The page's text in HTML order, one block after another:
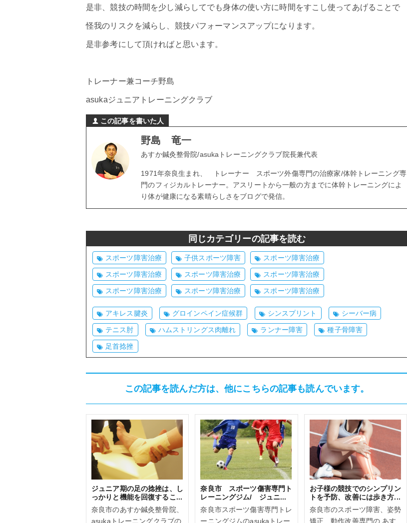
是非、競技の時間を少し減らしてでも身体の使い方に時間をすこし使ってあげることで
怪我のリスクを減らし、競技パフォーマンスアップになります。
是非参考にして頂ければと思います。
トレーナー兼コーチ野島
asukaジュニアトレーニングクラブ
この記事を書いた人
野島 竜一
あすか鍼灸整骨院/asukaトレーニングクラブ院長兼代表
1971年奈良生まれ、 トレーナー スポーツ外傷専門の治療家/体幹トレーニング専
門のフィジカルトレーナー。アスリートから一般の方までに体幹トレーニングによ
り体が健康になる素晴らしさをブログで発信。
同じカテゴリーの記事を読む
スポーツ障害治療 子供スポーツ障害 スポーツ障害治療
スポーツ障害治療 スポーツ障害治療 スポーツ障害治療
スポーツ障害治療 スポーツ障害治療 スポーツ障害治療
アキレス腱炎 グロインペイン症候群 シンスプリント シーバー病
テニス肘 ハムストリングス肉離れ ランナー障害 種子骨障害
足首捻挫
この記事を読んだ方は、他にこちらの記事も読んでいます。
ジュニア期の足の捻挫は、し
っかりと機能を回復するこ...
奈良市のあすか鍼灸整骨院、
asukaトレーニングクラブの
奈良市 スポーツ傷害専門ト
レーニングジム/ ジュニ...
奈良市スポーツ傷害専門トレ
ーニングジムのasukaトレー
お子様の競技でのシンプリン
トを予防、改善には歩き方...
奈良市のスポーツ障害、姿勢
矯正、動作改善専門の あす